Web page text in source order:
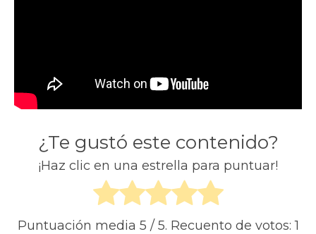
¿Te gustó este contenido?
¡Haz clic en una estrella para puntuar!
Puntuación media 5 / 5. Recuento de votos:1